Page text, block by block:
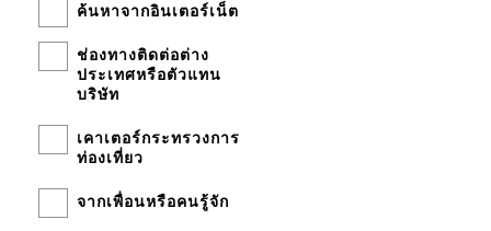
ค้นหาจากอินเตอร์เน็ต
ช่องทางติดต่อต่าง
ประเทศหรือตัวแทน
บริษัท
เคาเตอร์กระทรวงการ
ท่องเที่ยว
จากเพื่อนหรือคนรู้จัก